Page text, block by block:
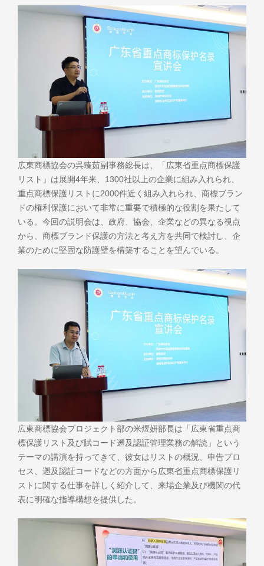
広東商標協会の呉臻茹副事務総長は、「広東省重点商標保護
リスト」は展開4年来、1300社以上の企業に組み入れられ、
重点商標保護リストに2000件近く組み入れられ、商標ブラン
ドの権利保護において非常に重要で積極的な役割を果たして
いる。今回の説明会は、政府、協会、企業などの異なる視点
から、商標ブランド保護の方法と考え方を共同で検討し、企
業のために堅固な防護壁を構築することを望んでいる。
広東商標協会プロジェクト部の米煜妍部長は「広東省重点商
標保護リスト及び賦コード遡及認証管理業務の解読」という
テーマの講演を持ってきて、彼女はリストの概況、申告プロ
セス、遡及認証コードなどの方面から広東省重点商標保護リ
ストに関する仕事を詳しく紹介して、来場企業及び機関の代
表に明確な指導構想を提供した。